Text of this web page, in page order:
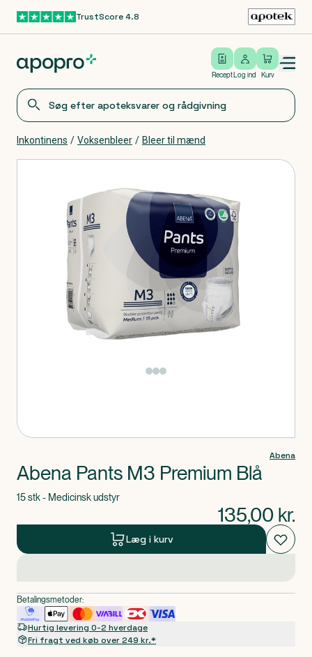
Gå til hovedindholdTrustScore 4.8
Recept
Log ind
Log ind Kurv
Open/close menu
Inkontinens / Voksenbleer / Bleer til mænd
Abena
Abena Pants M3 Premium Blå
15 stk - Medicinsk udstyr
135,00 kr.
Læg i kurv
Betalingsmetoder:
Hurtig levering 0-2 hverdage
Fri fragt ved køb over 249 kr.*